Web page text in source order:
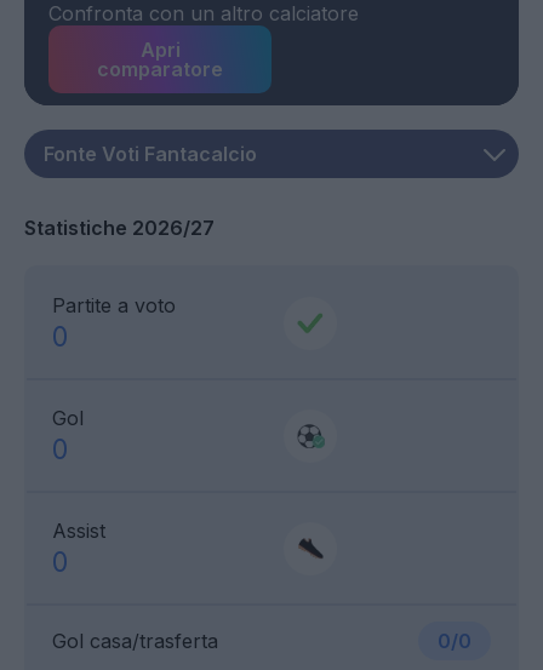
Confronta con un altro calciatore
Apri
comparatore
Statistiche 2026/27
Partite a voto
0
Gol
0
Assist
0
Gol casa/trasferta 0/0